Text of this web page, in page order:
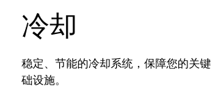
冷却
稳定、节能的冷却系统，保障您的关
础设施。